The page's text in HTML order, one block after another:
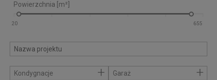
Powierzchnia [m²]
Kondygnacje + Garaż +